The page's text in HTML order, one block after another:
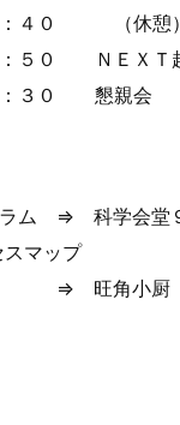
（休憩）
ＥＸＴ起業
懇親会
⇒ 科学会堂９Ｆ
ップ
厨（フォー